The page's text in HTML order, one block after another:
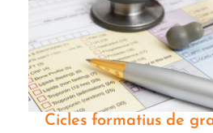
Cicles formatius de